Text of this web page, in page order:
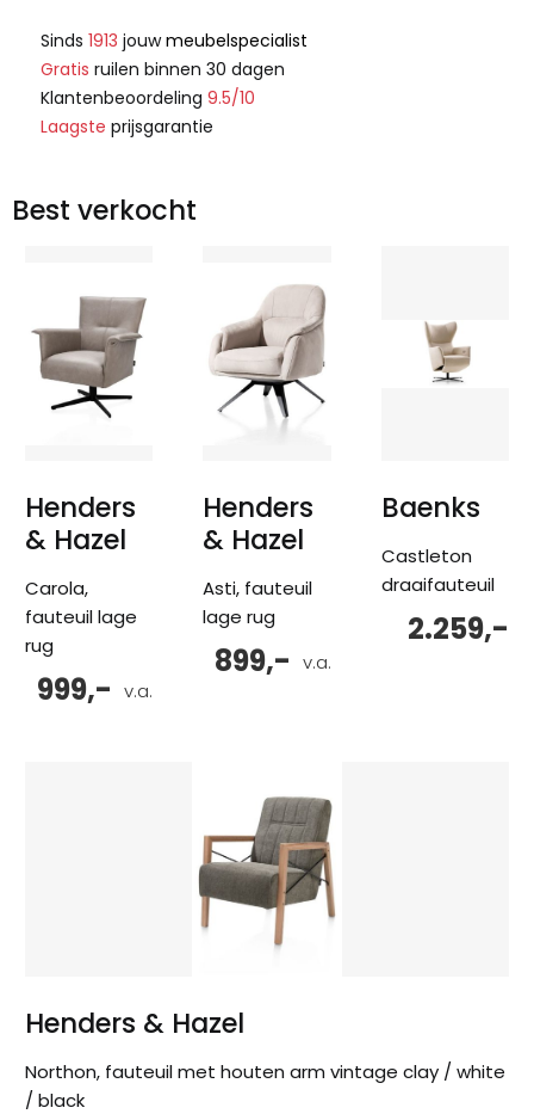
Sinds 1913 jouwmeubelspecialist
Gratis ruilen binnen 30 dagen
Klantenbeoordeling 9.5/10
Laagste prijsgarantie
Best verkocht
Henders
& Hazel
Carola,
fauteuil lage
rug
v.a.
999,-
Henders
& Hazel
Asti, fauteuil
lage rug
v.a.
899,-
Baenks
Castleton
draaifauteuil
2.259,-
Henders & Hazel
Northon, fauteuil met houten arm vintage clay / white
/ black